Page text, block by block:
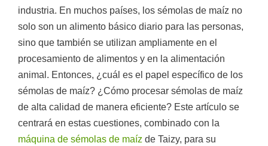
industria. En muchos países, los sémolas de maíz no
solo son un alimento básico diario para las personas,
sino que también se utilizan ampliamente en el
procesamiento de alimentos y en la alimentación
animal. Entonces, ¿cuál es el papel específico de los
sémolas de maíz? ¿Cómo procesar sémolas de maíz
de alta calidad de manera eficiente? Este artículo se
centrará en estas cuestiones, combinado con la
máquina de sémolas de maíz de Taizy, para su